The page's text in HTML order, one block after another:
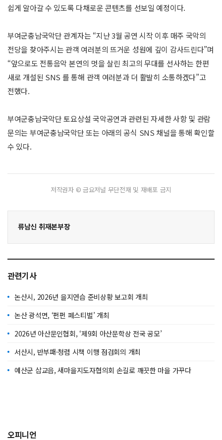
쉽게 알아갈 수 있도록 다채로운 콘텐츠를 선보일 예정이다.
부여군충남국악단 관계자는 “지난 3월 공연 시작 이후 매주 국악의
전당을 찾아주시는 관객 여러분의 뜨거운 성원에 깊이 감사드린다”며
“앞으로도 전통음악 본연의 멋을 살린 최고의 무대를 선사하는 한편
새로 개설된 SNS 를 통해 관객 여러분과 더 활발히 소통하겠다”고
전했다.
부여군충남국악단 토요상설 국악공연과 관련된 자세한 사항 및 관람
문의는 부여군충남국악단 또는 아래의 공식 SNS 채널을 통해 확인할
수 있다.
저작권자 © 금요저널 무단전재 및 재배포 금지
류남신 취재본부장
관련기사
논산시, 2026년 을지연습 준비상황 보고회 개최
논산 광석면, ‘펀펀 페스티벌’ 개최
2026년 아산문인협회, ‘제9회 아산문학상 전국 공모’
서산시, 반부패·청렴 시책 이행 점검회의 개최
예산군 삽교읍, 새마을지도자협의회 손길로 깨끗한 마을 가꾸다
오피니언